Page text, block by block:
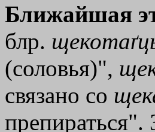
Ближайшая
блр.
(соловья)",
связано со
препираться".